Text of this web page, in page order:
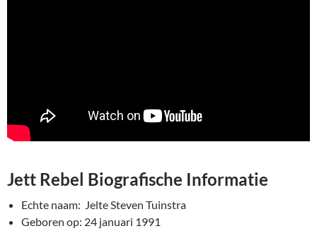
Jett Rebel Biografische Informatie
Echte naam: Jelte Steven Tuinstra
Geboren op: 24 januari 1991